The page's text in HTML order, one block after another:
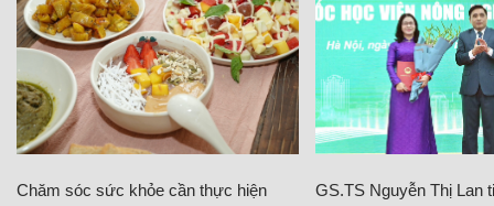
Chăm sóc sức khỏe cần thực hiện
GS.TS Nguyễn Thị Lan